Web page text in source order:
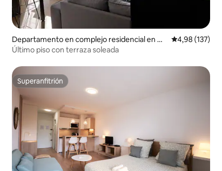
Departamento en complejo residencial en Nî
mes
Calificación
4,98 (137)
Último piso con terraza soleada
Superanfitrión
Superanfitrión